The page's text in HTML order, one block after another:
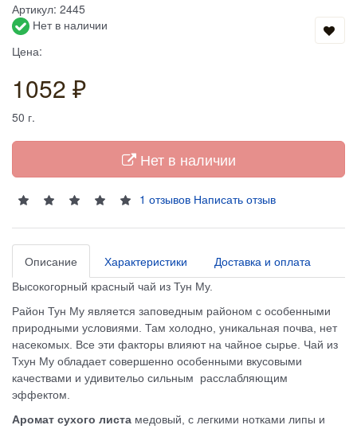
Артикул: 2445
Нет в наличии
Цена:
1052 ₽
50 г.
Нет в наличии
1 отзывов Написать отзыв
Описание Характеристики Доставка и оплата
Высокогорный красный чай из Тун Му.
Район Тун Му является заповедным районом с особенными
природными условиями. Там холодно, уникальная почва, нет
насекомых. Все эти факторы влияют на чайное сырье. Чай из
Тхун Му обладает совершенно особенными вкусовыми
качествами и удивительо сильным расслабляющим
эффектом.
Аромат сухого листа медовый, с легкими нотками липы и